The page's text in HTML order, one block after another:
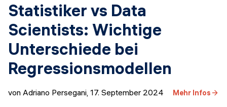
Statistiker vs Data
Scientists: Wichtige
Unterschiede bei
Regressionsmodellen
von Adriano Persegani 17. September 2024 Mehr Infos